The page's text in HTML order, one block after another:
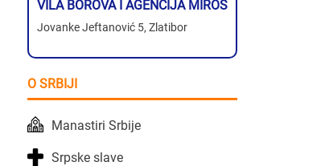
VILA BOROVA I AGENCIJA MIROS
Jovanke Jeftanović 5, Zlatibor
O SRBIJI
Manastiri Srbije
Srpske slave